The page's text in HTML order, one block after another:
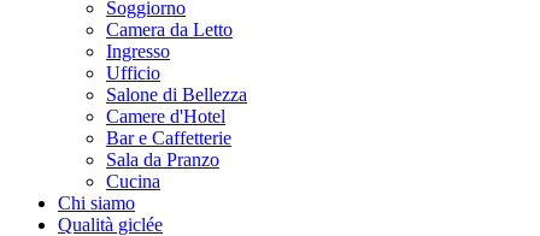
Soggiorno
Camera da Letto
Ingresso
Ufficio
Salone di Bellezza
Camere d'Hotel
Bar e Caffetterie
Sala da Pranzo
Cucina
Chi siamo
Qualità giclée